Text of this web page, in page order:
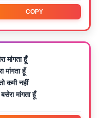
COPY
मांगता हूँ
मांगता हूँ
कमी नहीं
मांगता हूँ